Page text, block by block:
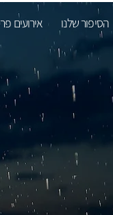
הסיפור שלנו אירועים